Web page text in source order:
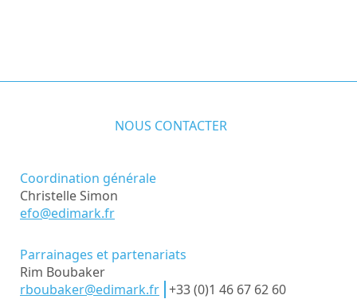
NOUS CONTACTER
Coordination générale
Christelle Simon
efo@edimark.fr
Parrainages et partenariats
Rim Boubaker
rboubaker@edimark.fr +33 (0)1 46 67 62 60